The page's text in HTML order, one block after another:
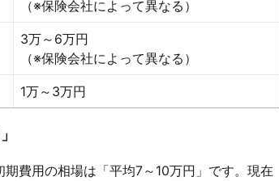
（※保険会社によって異なる）
3万～6万円
（※保険会社によって異なる）
1万～3万円
費用の相場は「平均7～10万円」です。現在